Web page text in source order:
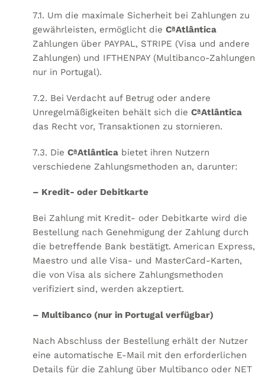
7.1. Um die maximale Sicherheit bei Zahlungen zu
gewährleisten, ermöglicht die CªAtlântica
Zahlungen über PAYPAL, STRIPE (Visa und andere
Zahlungen) und IFTHENPAY (Multibanco-Zahlungen
nur in Portugal).
7.2. Bei Verdacht auf Betrug oder andere
Unregelmäßigkeiten behält sich die CªAtlântica
das Recht vor, Transaktionen zu stornieren.
7.3. Die CªAtlântica bietet ihren Nutzern
verschiedene Zahlungsmethoden an, darunter:
– Kredit- oder Debitkarte
Bei Zahlung mit Kredit- oder Debitkarte wird die
Bestellung nach Genehmigung der Zahlung durch
die betreffende Bank bestätigt. American Express,
Maestro und alle Visa- und MasterCard-Karten,
die von Visa als sichere Zahlungsmethoden
verifiziert sind, werden akzeptiert.
– Multibanco (nur in Portugal verfügbar)
Nach Abschluss der Bestellung erhält der Nutzer
eine automatische E-Mail mit den erforderlichen
Details für die Zahlung über Multibanco oder NET